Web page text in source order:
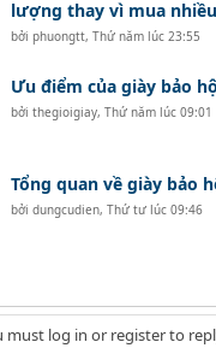
lượng thay vì mua
bởiphuongtt,Thứ năm lúc 23:55
Ưu điểm của giày bảo
bởithegioigiay,Thứ năm lúc 09:01
Tổng quan về giày bảo
bởidungcudien,Thứ tư lúc 09:46
must log in or register to